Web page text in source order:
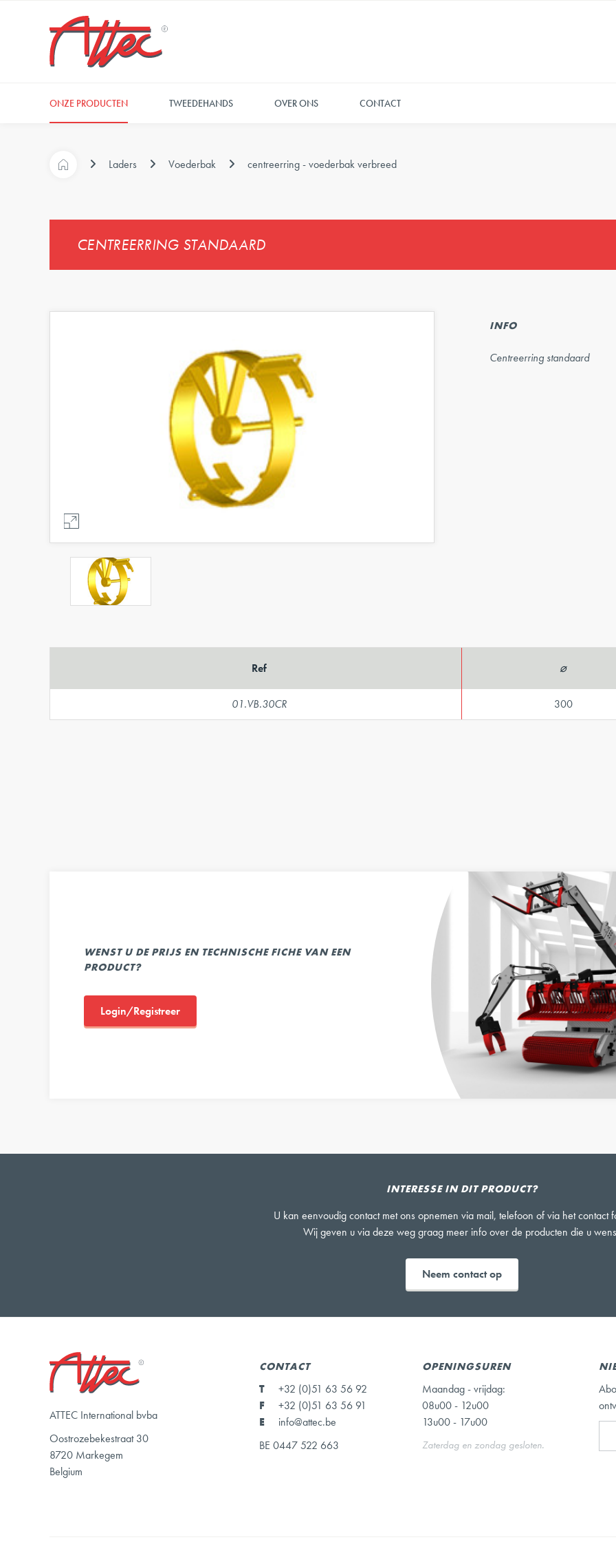
ONZE PRODUCTEN TWEEDEHANDS OVER ONS CONTACT
Laders Voederbak centreerring - voederbak verbreed
CENTREERRING STANDAARD
INFO
Centreerring standaard
Ref ⌀
01.VB.30CR 300
WENST U DE PRIJS EN TECHNISCHE FICHE VAN EEN
PRODUCT?
Login/Registreer
INTERESSE IN DIT PRODUCT?
U kan eenvoudig contact met ons opnemen via mail, telefoon of via het contact
Wij geven u via deze weg graag meer info over de producten die u
Neem contact op
ATTEC International bvba
Oostrozebekestraat 30
8720 Markegem
Belgium
CONTACT
T
+32 (0)51 63 56 92
F
+32 (0)51 63 56 91
E
info@attec.be
BE 0447 522 663
OPENINGSUREN
Maandag - vrijdag:
08u00 - 12u00
13u00 - 17u00
Zaterdag en zondag gesloten.